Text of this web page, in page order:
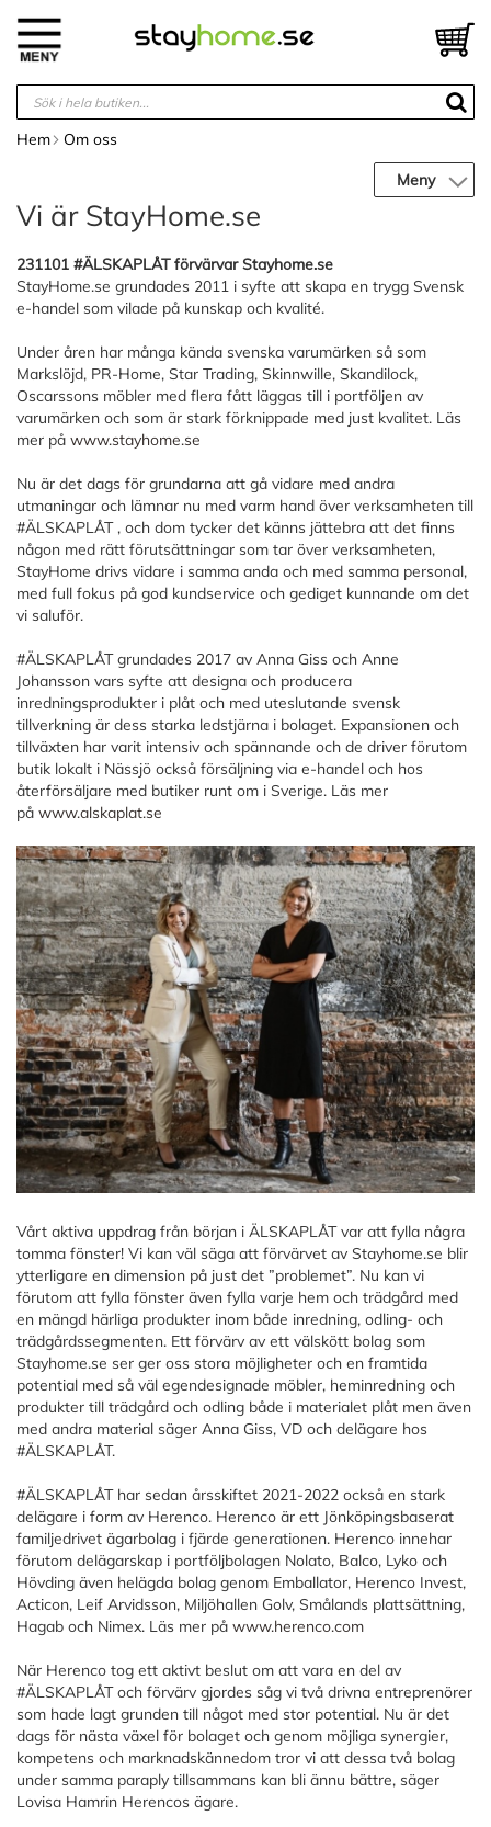
innehållet
Hem Om oss
Vi är StayHome.se
231101 #ÄLSKAPLÅT förvärvar Stayhome.se
StayHome.se grundades 2011 i syfte att skapa en trygg Svensk
e-handel som vilade på kunskap och kvalité.
Under åren har många kända svenska varumärken så som
Markslöjd, PR-Home, Star Trading, Skinnwille, Skandilock,
Oscarssons möbler med flera fått läggas till i portföljen av
varumärken och som är stark förknippade med just kvalitet. Läs
mer på www.stayhome.se
Nu är det dags för grundarna att gå vidare med andra
utmaningar och lämnar nu med varm hand över verksamheten till
#ÄLSKAPLÅT , och dom tycker det känns jättebra att det finns
någon med rätt förutsättningar som tar över verksamheten,
StayHome drivs vidare i samma anda och med samma personal,
med full fokus på god kundservice och gediget kunnande om det
vi saluför.
#ÄLSKAPLÅT grundades 2017 av Anna Giss och Anne
Johansson vars syfte att designa och producera
inredningsprodukter i plåt och med uteslutande svensk
tillverkning är dess starka ledstjärna i bolaget. Expansionen och
tillväxten har varit intensiv och spännande och de driver förutom
butik lokalt i Nässjö också försäljning via e-handel och hos
återförsäljare med butiker runt om i Sverige. Läs mer
på www.alskaplat.se
Vårt aktiva uppdrag från början i ÄLSKAPLÅT var att fylla några
tomma fönster! Vi kan väl säga att förvärvet av Stayhome.se blir
ytterligare en dimension på just det ”problemet”. Nu kan vi
förutom att fylla fönster även fylla varje hem och trädgård med
en mängd härliga produkter inom både inredning, odling- och
trädgårdssegmenten. Ett förvärv av ett välskött bolag som
Stayhome.se ser ger oss stora möjligheter och en framtida
potential med så väl egendesignade möbler, heminredning och
produkter till trädgård och odling både i materialet plåt men även
med andra material säger Anna Giss, VD och delägare hos
#ÄLSKAPLÅT.
#ÄLSKAPLÅT har sedan årsskiftet 2021-2022 också en stark
delägare i form av Herenco. Herenco är ett Jönköpingsbaserat
familjedrivet ägarbolag i fjärde generationen. Herenco innehar
förutom delägarskap i portföljbolagen Nolato, Balco, Lyko och
Hövding även helägda bolag genom Emballator, Herenco Invest,
Acticon, Leif Arvidsson, Miljöhallen Golv, Smålands plattsättning,
Hagab och Nimex. Läs mer på www.herenco.com
När Herenco tog ett aktivt beslut om att vara en del av
#ÄLSKAPLÅT och förvärv gjordes såg vi två drivna entreprenörer
som hade lagt grunden till något med stor potential. Nu är det
dags för nästa växel för bolaget och genom möjliga synergier,
kompetens och marknadskännedom tror vi att dessa två bolag
under samma paraply tillsammans kan bli ännu bättre, säger
Lovisa Hamrin Herencos ägare.
Meny